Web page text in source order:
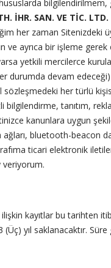
İHR. SAN. VE TİC. LTD.
her zaman Sitenizdeki
ayrıca bir işleme gerek
yetkili mercilerce
durumda devam
her türlü
tanıtım,
kanunlara uygun
bluetooth-beacon
ticari elektronik
ilişkin kayıtlar bu tarihten
yıl saklanacaktır.